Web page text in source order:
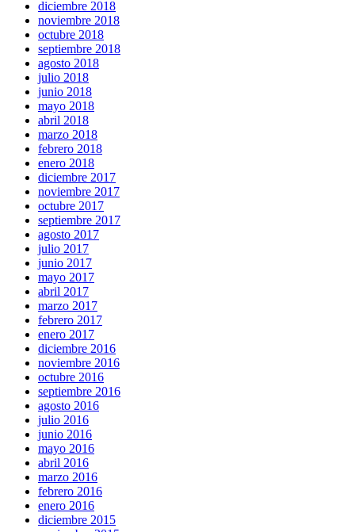
diciembre 2018
noviembre 2018
octubre 2018
septiembre 2018
agosto 2018
julio 2018
junio 2018
mayo 2018
abril 2018
marzo 2018
febrero 2018
enero 2018
diciembre 2017
noviembre 2017
octubre 2017
septiembre 2017
agosto 2017
julio 2017
junio 2017
mayo 2017
abril 2017
marzo 2017
febrero 2017
enero 2017
diciembre 2016
noviembre 2016
octubre 2016
septiembre 2016
agosto 2016
julio 2016
junio 2016
mayo 2016
abril 2016
marzo 2016
febrero 2016
enero 2016
diciembre 2015